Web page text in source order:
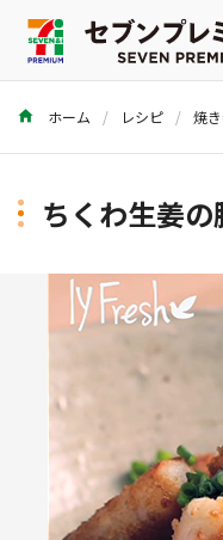
商品を探す
ホーム レシピ 焼
ちくわ生姜